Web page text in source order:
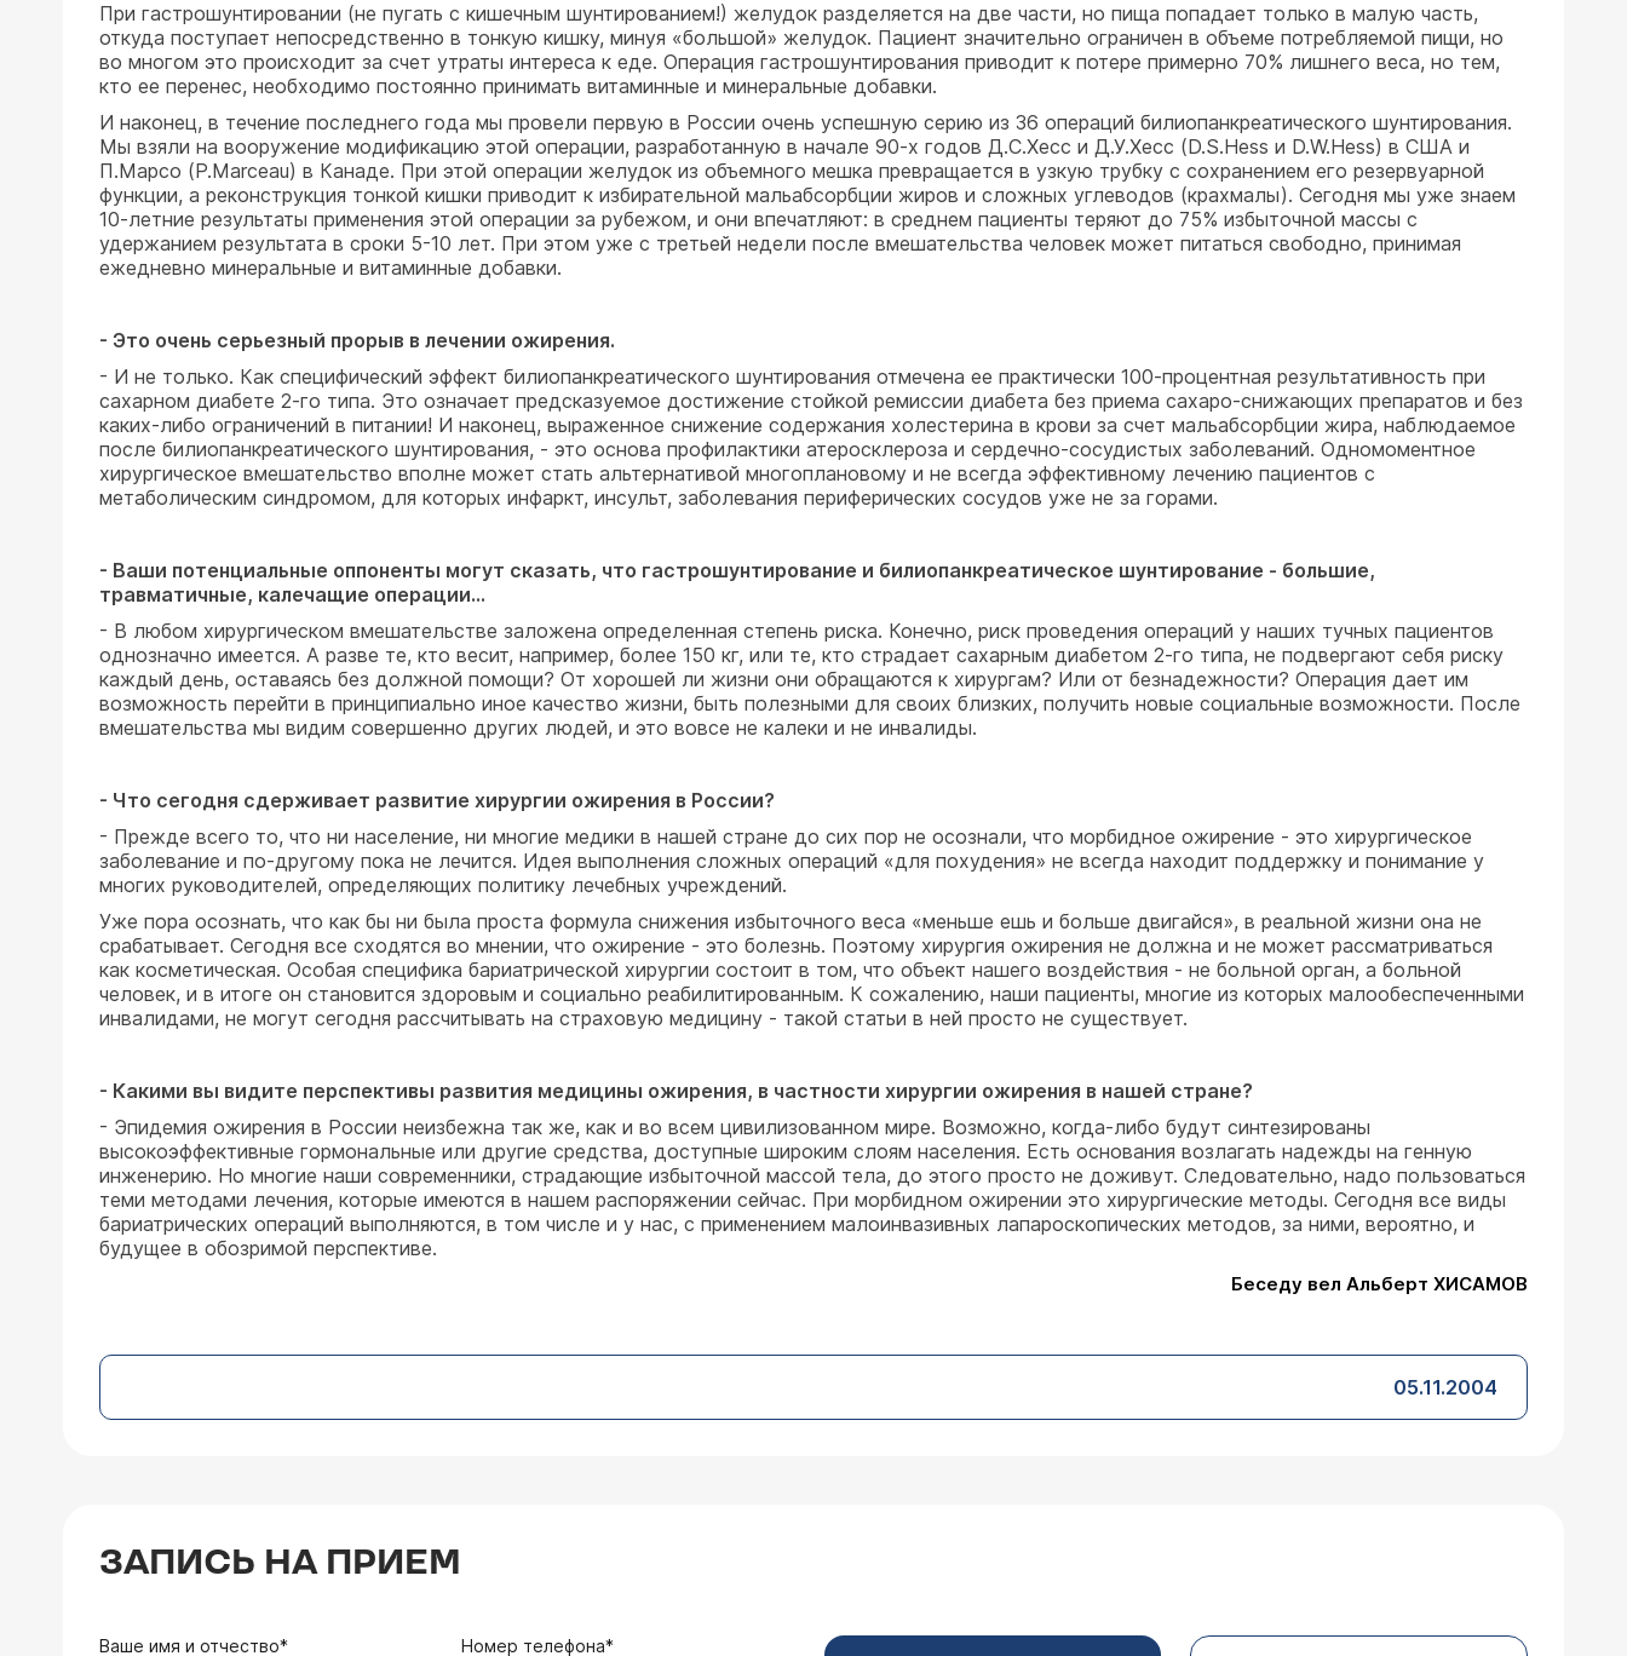
При гастрошунтировании (не пугать с кишечным шунтированием!) желудок разделяется на две части, но пища попадает только в малую часть,
откуда поступает непосредственно в тонкую кишку, минуя «большой» желудок. Пациент значительно ограничен в объеме потребляемой пищи, но
во многом это происходит за счет утраты интереса к еде. Операция гастрошунтирования приводит к потере примерно 70% лишнего веса, но тем,
кто ее перенес, необходимо постоянно принимать витаминные и минеральные добавки.
И наконец, в течение последнего года мы провели первую в России очень успешную серию из 36 операций билиопанкреатического шунтирования.
Мы взяли на вооружение модификацию этой операции, разработанную в начале 90-х годов Д.С.Хесс и Д.У.Хесс (D.S.Hess и D.W.Hess) в США и
П.Марсо (P.Marceau) в Канаде. При этой операции желудок из объемного мешка превращается в узкую трубку с сохранением его резервуарной
функции, а реконструкция тонкой кишки приводит к избирательной мальабсорбции жиров и сложных углеводов (крахмалы). Сегодня мы уже знаем
10-летние результаты применения этой операции за рубежом, и они впечатляют: в среднем пациенты теряют до 75% избыточной массы с
удержанием результата в сроки 5-10 лет. При этом уже с третьей недели после вмешательства человек может питаться свободно, принимая
ежедневно минеральные и витаминные добавки.
- Это очень серьезный прорыв в лечении ожирения.
- И не только. Как специфический эффект билиопанкреатического шунтирования отмечена ее практически 100-процентная результативность при
сахарном диабете 2-го типа. Это означает предсказуемое достижение стойкой ремиссии диабета без приема сахаро-снижающих препаратов и без
каких-либо ограничений в питании! И наконец, выраженное снижение содержания холестерина в крови за счет мальабсорбции жира, наблюдаемое
после билиопанкреатического шунтирования, - это основа профилактики атеросклероза и сердечно-сосудистых заболеваний. Одномоментное
хирургическое вмешательство вполне может стать альтернативой многоплановому и не всегда эффективному лечению пациентов с
метаболическим синдромом, для которых инфаркт, инсульт, заболевания периферических сосудов уже не за горами.
- Ваши потенциальные оппоненты могут сказать, что гастрошунтирование и билиопанкреатическое шунтирование - большие,
травматичные, калечащие операции...
- В любом хирургическом вмешательстве заложена определенная степень риска. Конечно, риск проведения операций у наших тучных пациентов
однозначно имеется. А разве те, кто весит, например, более 150 кг, или те, кто страдает сахарным диабетом 2-го типа, не подвергают себя риску
каждый день, оставаясь без должной помощи? От хорошей ли жизни они обращаются к хирургам? Или от безнадежности? Операция дает им
возможность перейти в принципиально иное качество жизни, быть полезными для своих близких, получить новые социальные возможности. После
вмешательства мы видим совершенно других людей, и это вовсе не калеки и не инвалиды.
- Что сегодня сдерживает развитие хирургии ожирения в России?
- Прежде всего то, что ни население, ни многие медики в нашей стране до сих пор не осознали, что морбидное ожирение - это хирургическое
заболевание и по-другому пока не лечится. Идея выполнения сложных операций «для похудения» не всегда находит поддержку и понимание у
многих руководителей, определяющих политику лечебных учреждений.
Уже пора осознать, что как бы ни была проста формула снижения избыточного веса «меньше ешь и больше двигайся», в реальной жизни она не
срабатывает. Сегодня все сходятся во мнении, что ожирение - это болезнь. Поэтому хирургия ожирения не должна и не может рассматриваться
как косметическая. Особая специфика бариатрической хирургии состоит в том, что объект нашего воздействия - не больной орган, а больной
человек, и в итоге он становится здоровым и социально реабилитированным. К сожалению, наши пациенты, многие из которых малообеспеченными
инвалидами, не могут сегодня рассчитывать на страховую медицину - такой статьи в ней просто не существует.
- Какими вы видите перспективы развития медицины ожирения, в частности хирургии ожирения в нашей стране?
- Эпидемия ожирения в России неизбежна так же, как и во всем цивилизованном мире. Возможно, когда-либо будут синтезированы
высокоэффективные гормональные или другие средства, доступные широким слоям населения. Есть основания возлагать надежды на генную
инженерию. Но многие наши современники, страдающие избыточной массой тела, до этого просто не доживут. Следовательно, надо пользоваться
теми методами лечения, которые имеются в нашем распоряжении сейчас. При морбидном ожирении это хирургические методы. Сегодня все виды
бариатрических операций выполняются, в том числе и у нас, с применением малоинвазивных лапароскопических методов, за ними, вероятно, и
будущее в обозримой перспективе.
Беседу вел Альберт ХИСАМОВ
05.11.2004
ЗАПИСЬ НА ПРИЕМ
Ваше имя и отчество* Номер телефона*